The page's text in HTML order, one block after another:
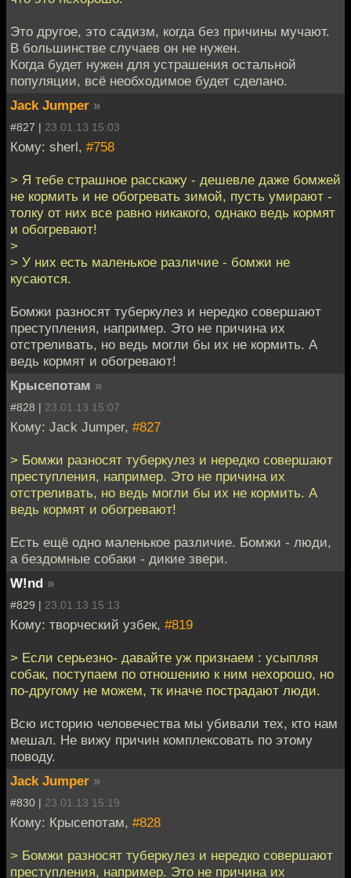
Это другое, это садизм, когда без причины мучают.
В большинстве случаев он не нужен.
Когда будет нужен для устрашения остальной
популяции, всё необходимое будет сделано.
Jack Jumper »
#827 | 23.01.13 15:03
Кому: sherl, #758
> Я тебе страшное расскажу - дешевле даже бомжей
не кормить и не обогревать зимой, пусть умирают -
толку от них все равно никакого, однако ведь кормят
и обогревают!
>
> У них есть маленькое различие - бомжи не
кусаются.
Бомжи разносят туберкулез и нередко совершают
преступления, например. Это не причина их
отстреливать, но ведь могли бы их не кормить. А
ведь кормят и обогревают!
Крысепотам »
#828 | 23.01.13 15:07
Кому: Jack Jumper, #827
> Бомжи разносят туберкулез и нередко совершают
преступления, например. Это не причина их
отстреливать, но ведь могли бы их не кормить. А
ведь кормят и обогревают!
Есть ещё одно маленькое различие. Бомжи - люди,
а бездомные собаки - дикие звери.
W!nd »
#829 | 23.01.13 15:13
Кому: творческий узбек, #819
> Если серьезно- давайте уж признаем : усыпляя
собак, поступаем по отношению к ним нехорошо, но
по-другому не можем, тк иначе пострадают люди.
Всю историю человечества мы убивали тех, кто нам
мешал. Не вижу причин комплексовать по этому
поводу.
Jack Jumper »
#830 | 23.01.13 15:19
Кому: Крысепотам, #828
> Бомжи разносят туберкулез и нередко совершают
преступления, например. Это не причина их